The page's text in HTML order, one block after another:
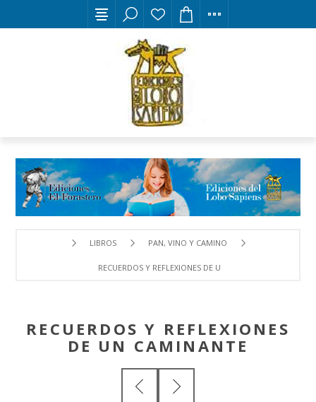
LIBROS PAN, VINO Y CAMINO
RECUERDOS Y REFLEXIONES DE UN CAMINANTE
RECUERDOS Y REFLEXIONES
DE UN CAMINANTE